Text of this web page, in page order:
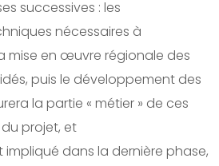
successives : les
nécessaires à
mise en œuvre régionale des
puis le développement des
la partie « métier » de ces
projet, et
dans la dernière phase,